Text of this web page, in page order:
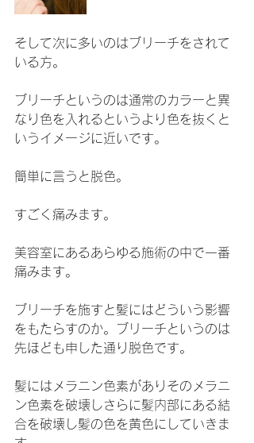
そして次に多いのはブリーチをされて
いる方。
ブリーチというのは通常のカラーと異
なり色を入れるというより色を抜くと
いうイメージに近いです。
簡単に言うと脱色。
すごく痛みます。
美容室にあるあらゆる施術の中で一番
痛みます。
ブリーチを施すと髪にはどういう影響
をもたらすのか。ブリーチというのは
先ほども申した通り脱色です。
髪にはメラニン色素がありそのメラニ
ン色素を破壊しさらに髪内部にある結
合を破壊し髪の色を黄色にしていきま